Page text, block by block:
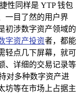
性同样是 YTP 钱包
一目了然的用户界
初涉数字资产领域的
字资产投资者，都能
轻点几下屏幕，就可
、详细的交易记录等
对多种数字资产进
坊等在市场上占据主